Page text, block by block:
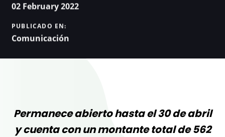
02 February 2022
PUBLICADO EN:
Comunicación
Permanece abierto hasta el 30 de abril
y cuenta con un montante total de 562